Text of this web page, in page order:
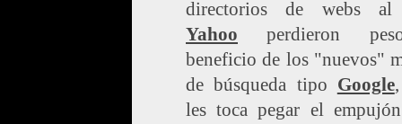
directorios de webs al
Yahoo perdieron
beneficio de los "nuevos"
de búsqueda tipo Google
les toca pegar el